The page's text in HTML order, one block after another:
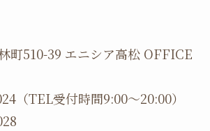
町510-39 エニシア高松 OFFICE
（TEL受付時間9:00～20:00）